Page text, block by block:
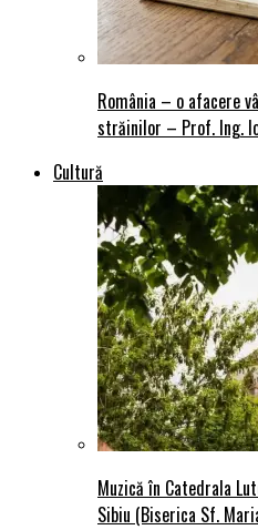
România – o afacere
străinilor – Prof. Ing.
Cultură
Muzică în Catedrala
Sibiu (Biserica Sf.